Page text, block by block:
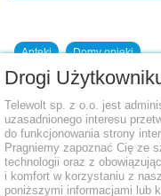
Apteki Domy opieki
Dodaj placówkę do bazy
Drogi
Telewolt sp. z o.o. jest
uzasadnionego interesu
do funkcjonowania strony
Pragniemy zapoznać Cię ze
technologii oraz z
i komfort w korzystaniu z
poniższymi informacjami lub